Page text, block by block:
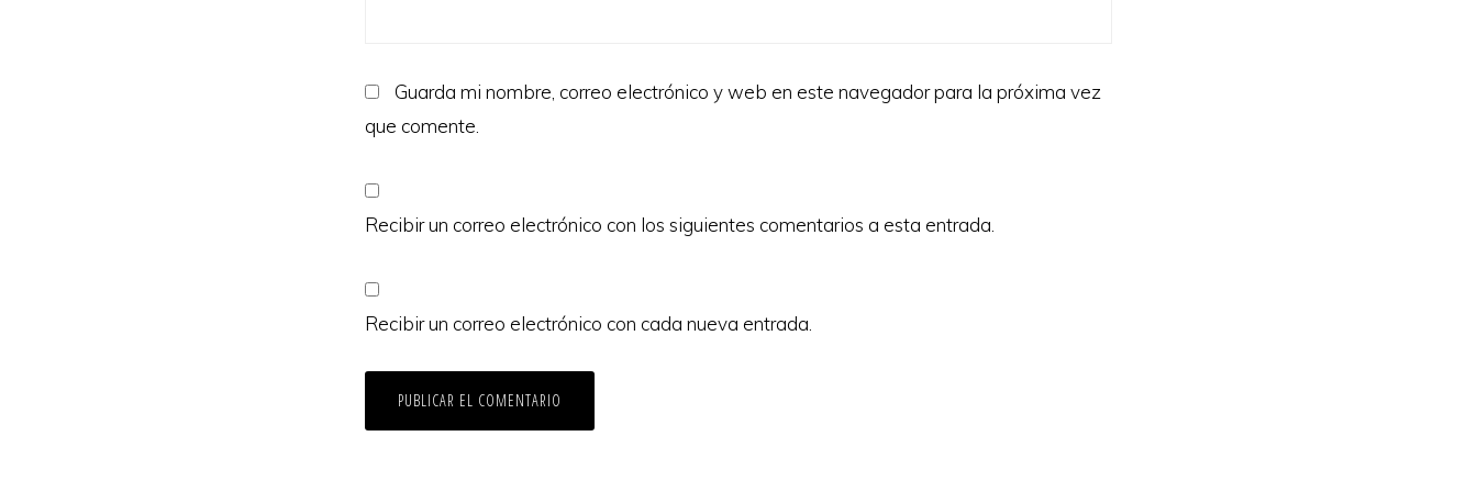
Guarda mi nombre, correo electrónico y web en este navegador para la próxima vez
que comente.
Recibir un correo electrónico con los siguientes comentarios a esta entrada.
Recibir un correo electrónico con cada nueva entrada.